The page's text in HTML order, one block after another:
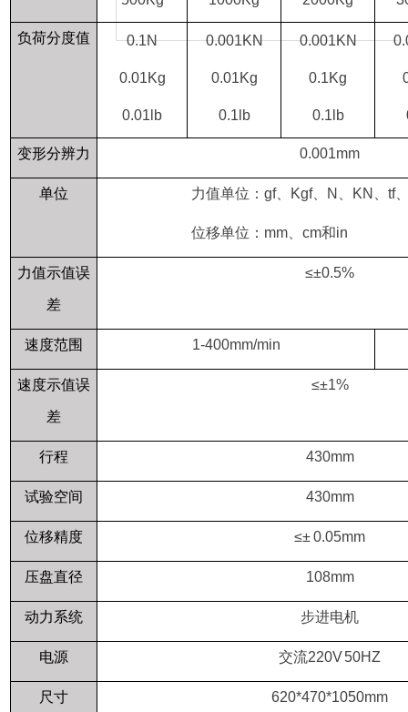
负荷分度值 0.1N
0.01Kg
0.01lb
0.001KN
0.01Kg
0.1lb
0.001KN
0.1Kg
0.1lb
变形分辨力 0.001mm
单位 力值单位：gf、 Kgf、 N 、 KN 、tf
位移单位： mm、cm和in
力值示值误
差
≤±0.5%
速度范围 1-400mm/min
速度示值误
差
≤±1%
行程 430mm
试验空间 430mm
位移精度 ≤±0.05mm
压盘直径 108mm
动力系统 步进电机
电源 交流220V 50HZ
尺寸 620*470*1050mm